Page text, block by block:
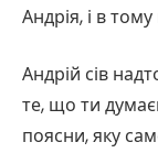
Андрія, і в
Андрій сів
те, що ти
поясни, яку